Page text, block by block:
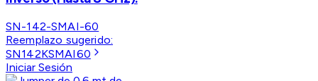
SN-142-SMAI-60
Reemplazo sugerido:
SN142KSMAI60
Iniciar Sesión